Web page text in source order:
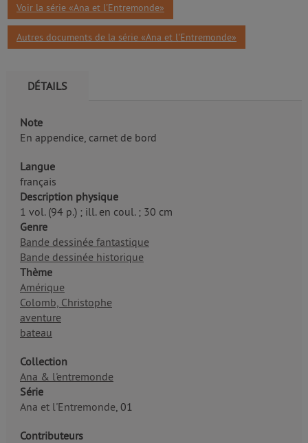
Voir la série «Ana et l'Entremonde»
Autres documents de la série «Ana et l'Entremonde»
DÉTAILS
Note
En appendice, carnet de bord
Langue
français
Description physique
1 vol. (94 p.) ; ill. en coul. ; 30 cm
Genre
Bande dessinée fantastique
Bande dessinée historique
Thème
Amérique
Colomb, Christophe
aventure
bateau
Collection
Ana & l'entremonde
Série
Ana et l'Entremonde, 01
Contributeurs